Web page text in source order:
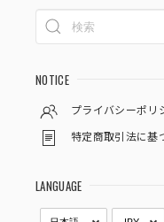
NOTICE
プライバシーポリ
特定商取引法に基
LANGUAGE